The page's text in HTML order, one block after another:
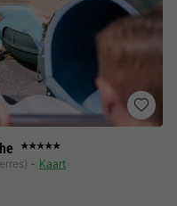
★★★★★
Kaart